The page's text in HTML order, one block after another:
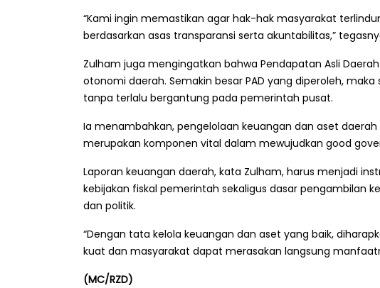
“Kami ingin memastikan agar hak-hak masyarakat
berdasarkan asas transparansi serta akuntabilitas,”
Zulham juga mengingatkan bahwa Pendapatan Asli
otonomi daerah. Semakin besar PAD yang diperoleh,
tanpa terlalu bergantung pada pemerintah pusat.
Ia menambahkan, pengelolaan keuangan dan aset
merupakan komponen vital dalam mewujudkan good
Laporan keuangan daerah, kata Zulham, harus menjadi
kebijakan fiskal pemerintah sekaligus dasar pengambilan
dan politik.
“Dengan tata kelola keuangan dan aset yang baik,
kuat dan masyarakat dapat merasakan langsung
(MC/RZD)